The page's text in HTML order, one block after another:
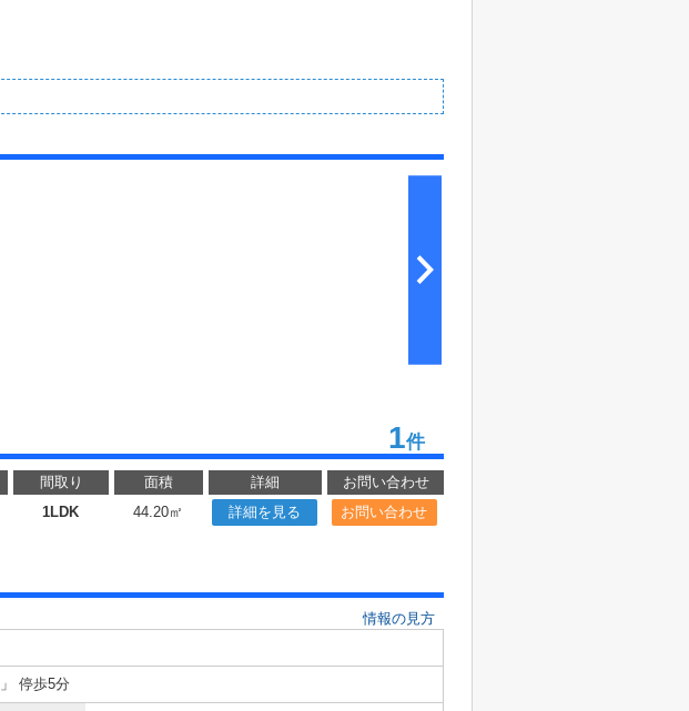
1件
間取り 面積 詳細
お問い合わせ
1LDK 44.20㎡ 詳細を見る お問い合わせ
情報の見方
停歩5分